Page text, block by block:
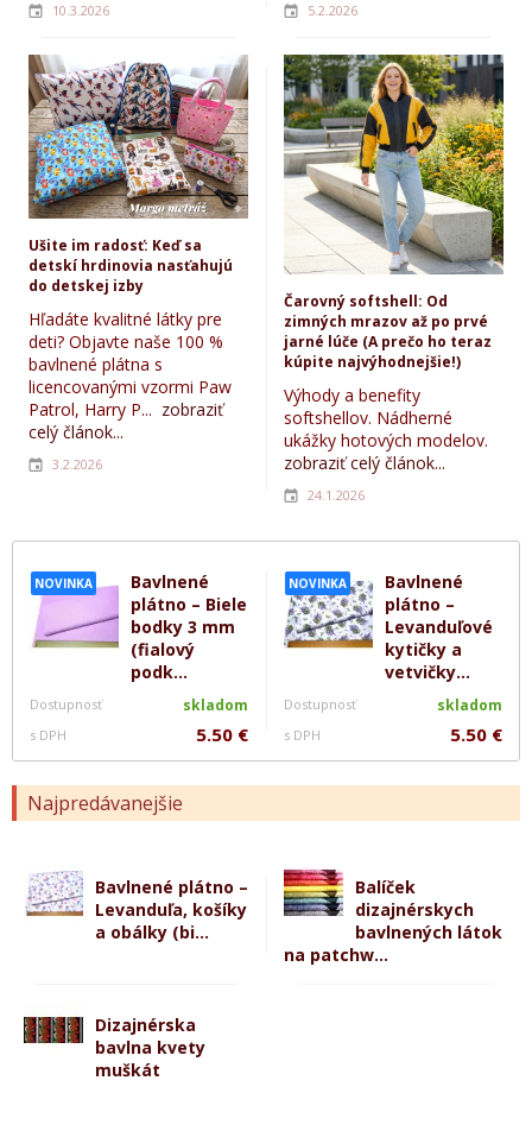
NOVINKA
Bavlnené
plátno – Biele
bodky 3 mm
(fialový
podk...
Dostupnosť skladom
s DPH 5.50 €
NOVINKA
Bavlnené
plátno –
Levanduľové
kytičky a
vetvičky...
Dostupnosť skladom
s DPH 5.50 €
Najpredávanejšie
Bavlnené plátno –
Levanduľa, košíky
a obálky (bi...
Balíček
dizajnérskych
bavlnených látok
na patchw...
Dizajnérska
bavlna kvety
muškát
10.3.2026 5.2.2026
Ušite im radosť: Keď sa
detskí hrdinovia nasťahujú
do detskej izby
Hľadáte kvalitné látky pre
deti? Objavte naše 100 %
bavlnené plátna s
licencovanými vzormi Paw
Patrol, Harry P... zobraziť
celý článok...
3.2.2026
Čarovný softshell: Od
zimných mrazov až po prvé
jarné lúče (A prečo ho teraz
kúpite najvýhodnejšie!)
Výhody a benefity
softshellov. Nádherné
ukážky hotových modelov.
zobraziť celý článok...
24.1.2026